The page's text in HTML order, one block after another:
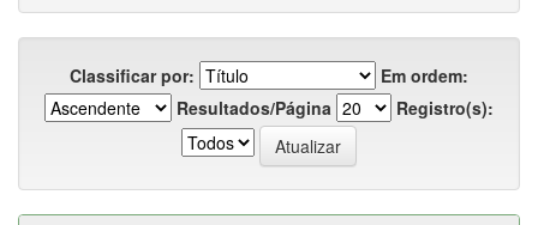
Classificar por:
Em ordem:
Resultados/Página
Registro(s):